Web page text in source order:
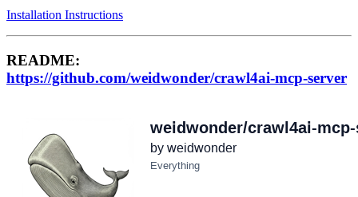
Installation Instructions
README:
https://github.com/weidwonder/crawl4ai-mcp-server